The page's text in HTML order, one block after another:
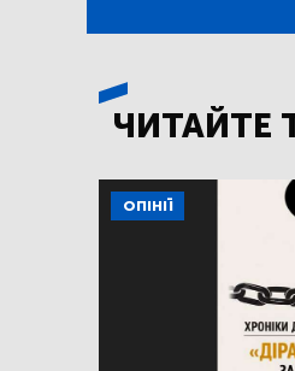
ЧИТАЙТЕ
ОПІНІЇ